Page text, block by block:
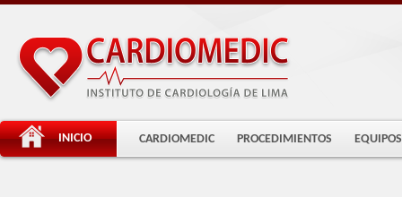
INICIO CARDIOMEDIC PROCEDIMIENTOS EQUIPOS